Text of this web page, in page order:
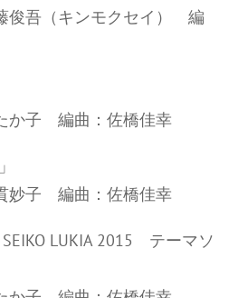
吾（キンモクセイ） 編
子 編曲：佐橋佳幸
子 編曲：佐橋佳幸
LUKIA 2015 テーマソ